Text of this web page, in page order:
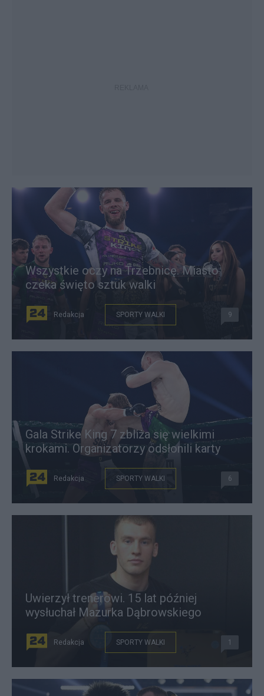
Wszystkie oczy na Trzebnicę. Miasto
czeka święto sztuk walki
Redakcja SPORTY WALKI 9
Gala Strike King 7 zbliża się wielkimi
krokami. Organizatorzy odsłonili karty
Redakcja SPORTY WALKI 6
Uwierzył trenerowi. 15 lat później
wysłuchał Mazurka Dąbrowskiego
Redakcja SPORTY WALKI 1